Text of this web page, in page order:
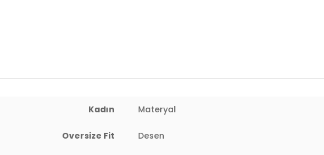
Kadın Materyal
Oversize Fit Desen